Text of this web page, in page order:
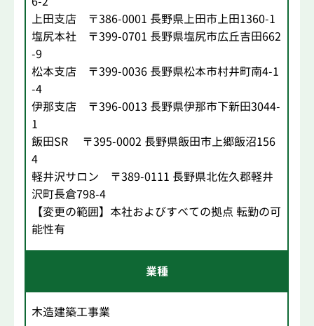
上田支店 〒386-0001 長野県上田市上田1360-1
塩尻本社 〒399-0701 長野県塩尻市広丘吉田662
-9
松本支店 〒399-0036 長野県松本市村井町南4-1
-4
伊那支店 〒396-0013 長野県伊那市下新田3044-
1
飯田SR 〒395-0002 長野県飯田市上郷飯沼156
4
軽井沢サロン 〒389-0111 長野県北佐久郡軽井
沢町長倉798-4
【変更の範囲】本社およびすべての拠点 転勤の可
能性有
業種
木造建築工事業